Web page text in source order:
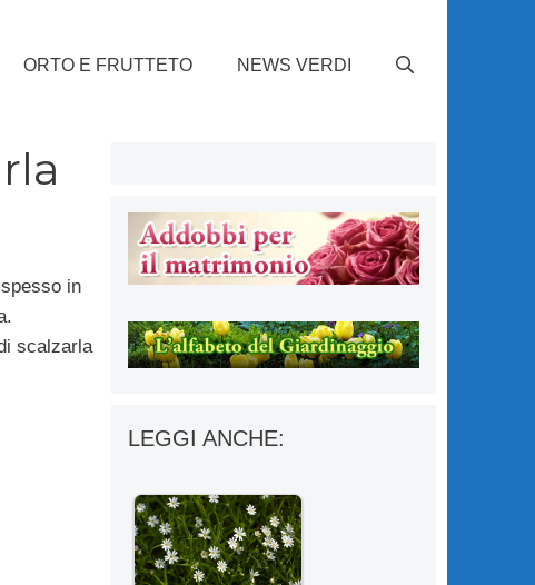
ORTO E FRUTTETO NEWS VERDI
in
scalzarla
LEGGI ANCHE: